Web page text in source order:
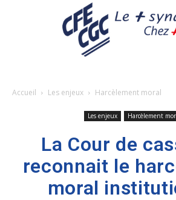
Accueil Les enjeux Harcèlement moral
Les enjeux Harcèlement
La Cour de
reconnait le
moral